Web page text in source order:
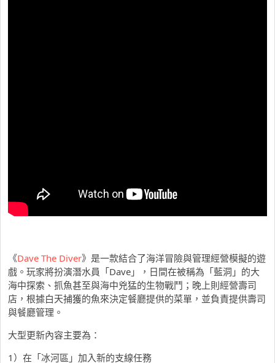
《Dave The Diver》是一款結合了海洋冒險與管理經營模擬的遊
戲。玩家將扮演潛水員「Dave」，日間在被稱為「藍洞」的大
海中探索、抓魚甚至與海中兇猛的生物戰鬥；晚上則經營壽司
店，根據白天捕獲的魚來決定餐廳提供的菜單，並負責提供壽司
與餐廳管理。
大型更新內容主要為：
1）在「冰河區」加入新的支線任務